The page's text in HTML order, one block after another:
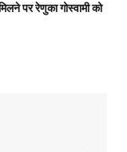
पर रेणुका गोस्वामी को